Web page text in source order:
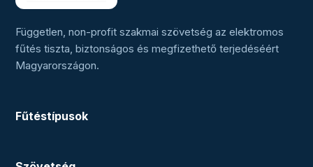
Független, non-profit szakmai szövetség az elektromos
fűtés tiszta, biztonságos és megfizethető terjedéséért
Magyarországon.
Fűtéstípusok